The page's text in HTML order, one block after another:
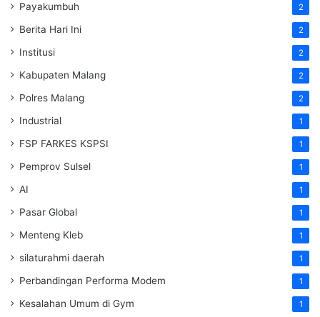
Payakumbuh 2
Berita Hari Ini 2
Institusi 2
Kabupaten Malang 2
Polres Malang 2
Industrial 1
FSP FARKES KSPSI 1
Pemprov Sulsel 1
AI 1
Pasar Global 1
Menteng Kleb 1
silaturahmi daerah 1
Perbandingan Performa Modem 1
Kesalahan Umum di Gym 1